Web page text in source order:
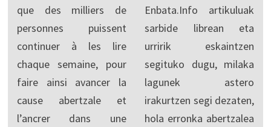
que des milliers de
personnes puissent
continuer à les lire
chaque semaine, pour
faire ainsi avancer la
cause abertzale et
l’ancrer dans une
Enbata.Info artikuluak
sarbide librean eta
urririk eskaintzen
segituko dugu, milaka
lagunek astero
irakurtzen segi dezaten,
hola erronka abertzalea